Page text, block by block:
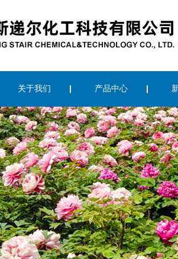
关于我们 产品中心